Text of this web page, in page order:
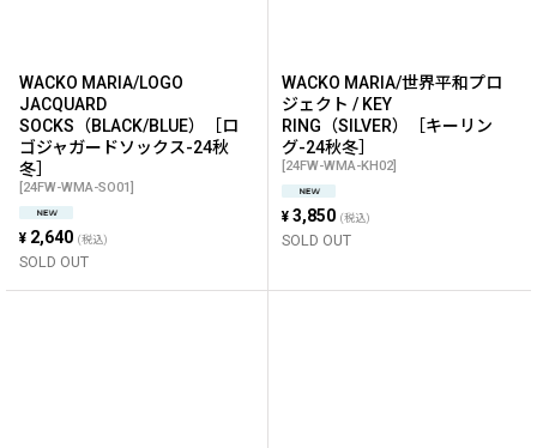
WACKO MARIA/LOGO
JACQUARD
SOCKS（BLACK/BLUE）［ロ
ゴジャガードソックス-24秋
冬］
[24FW-WMA-SO01]
¥ 2,640 (税込)
SOLD OUT
WACKO MARIA/世界平和プロ
ジェクト / KEY
RING（SILVER）［キーリン
グ-24秋冬］
[24FW-WMA-KH02]
¥ 3,850 (税込)
SOLD OUT